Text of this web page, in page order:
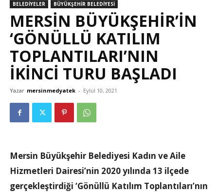
BELEDİYELER BÜYÜKŞEHİR BELEDİYESİ
MERSİN BÜYÜKŞEHİR’İN
‘GÖNÜLLÜ KATILIM
TOPLANTILARI’NIN
İKİNCİ TURU BAŞLADI
Yazar mersinmedyatek - Eylül 10, 2021
Mersin Büyükşehir Belediyesi Kadın ve Aile
Hizmetleri Dairesi’nin 2020 yılında 13 ilçede
gerçekleştirdiği ‘Gönüllü Katılım Toplantıları’nın